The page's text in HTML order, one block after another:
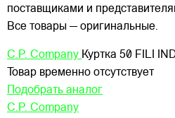
поставщиками и
Все товары — оригинальные.
C.P. Company Куртка 50 FILI
Товар временно отсутствует
Подобрать аналог
C.P. Company